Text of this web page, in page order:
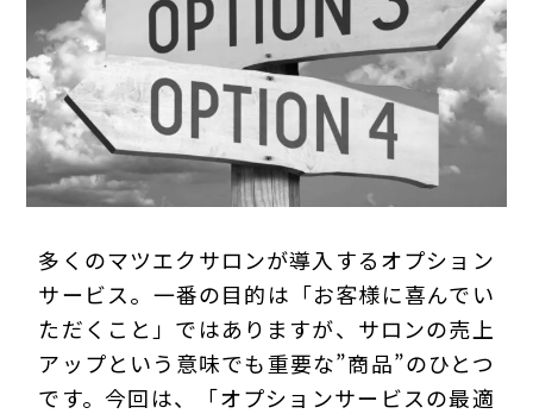
プライバシーポリシー
多くのマツエクサロンが導入するオプション
サービス。一番の目的は「お客様に喜んでい
ただくこと」ではありますが、サロンの売上
アップという意味でも重要な”商品”のひとつ
です。今回は、「オプションサービスの最適